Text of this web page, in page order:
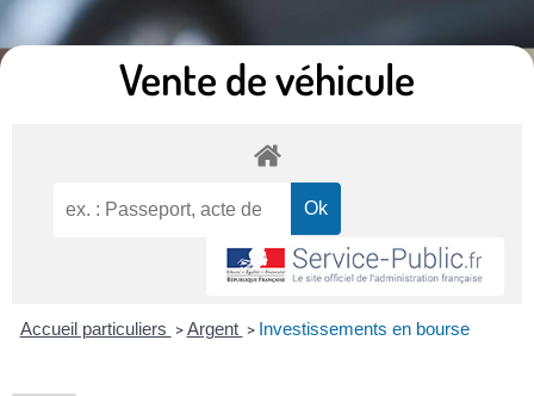
Vente de véhicule
Accueil particuliers > Argent > Investissements en bourse